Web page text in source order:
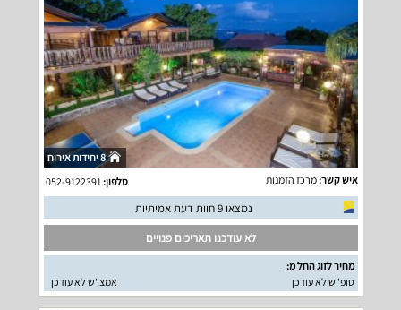
8 יחידות אירוח
איש קשר:מרכז הזמנות טלפון:
נמצאו 9 חוות דעת אמיתיות
לא עודכנו תאריכים פנויים
מחיר לזוג החל מ:
סופ"ש לא עודכן
אמצ"ש לא עודכן